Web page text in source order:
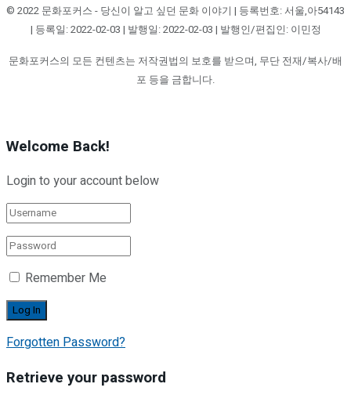
© 2022 문화포커스 - 당신이 알고 싶던 문화 이야기 | 등록번호: 서울,아54143
| 등록일: 2022-02-03 | 발행일: 2022-02-03 | 발행인/편집인: 이민정
문화포커스의 모든 컨텐츠는 저작권법의 보호를 받으며, 무단 전재/복사/배
포 등을 금합니다.
Welcome Back!
Login to your account below
Remember Me
Forgotten Password?
Retrieve your password